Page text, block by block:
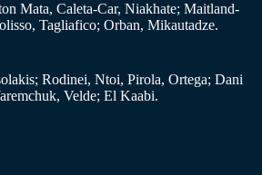
Mata, Caleta-Car, Niakhate; Maitland-
Tagliafico; Orban, Mikautadze.
Rodinei, Ntoi, Pirola, Ortega; Dani
Velde; El Kaabi.